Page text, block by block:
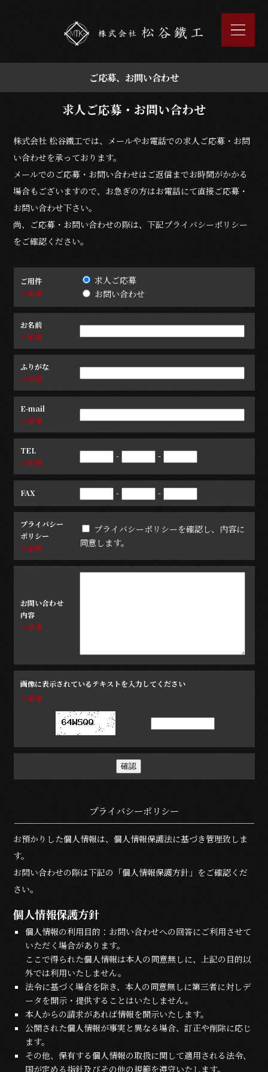
ご応募、お問い合わせ
求人ご応募・お問い合わせ
株式会社 松谷鐵工では、メールやお電話での求人ご応募・お問
い合わせを承っております。
メールでのご応募・お問い合わせはご返信までお時間がかかる
場合もございますので、お急ぎの方はお電話にて直接ご応募・
お問い合わせ下さい。
尚、ご応募・お問い合わせの際は、下記プライバシーポリシー
をご確認ください。
ご用件
※必須
求人ご応募
お問い合わせ
お名前
※必須
ふりがな
※必須
E-mail
※必須
TEL
※必須
- -
FAX - -
プライバシー
ポリシー
※必須
プライバシーポリシーを確認し、内容に
同意します。
お問い合わせ
内容
※必須
画像に表示されているテキストを入力してください
※必須
プライバシーポリシー
お預かりした個人情報は、個人情報保護法に基づき管理致しま
す。
お問い合わせの際は下記の「個人情報保護方針」をご確認くだ
さい。
個人情報保護方針
個人情報の利用目的：お問い合わせへの回答にご利用させて
いただく場合があります。
ここで得られた個人情報は本人の同意無しに、上記の目的以
外では利用いたしません。
法令に基づく場合を除き、本人の同意無しに第三者に対しデ
ータを開示・提供することはいたしません。
本人からの請求があれば情報を開示いたします。
公開された個人情報が事実と異なる場合、訂正や削除に応じ
ます。
その他、保有する個人情報の取扱に関して適用される法令、
国が定める指針及びその他の規範を遵守いたします。